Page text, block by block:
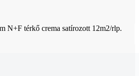
N+F térkő crema satírozott 12m2/rlp.